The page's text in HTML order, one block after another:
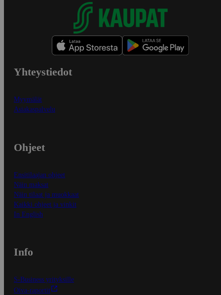
Yhteystiedot
Myymälät
Asiakaspalvelu
Ohjeet
Ensitilaajan ohjeet
Näin maksat
Näin tilaat ja muokkaat
Kaikki ohjeet ja vinkit
In English
Info
S-Business yrityksille
Oiva-raportit